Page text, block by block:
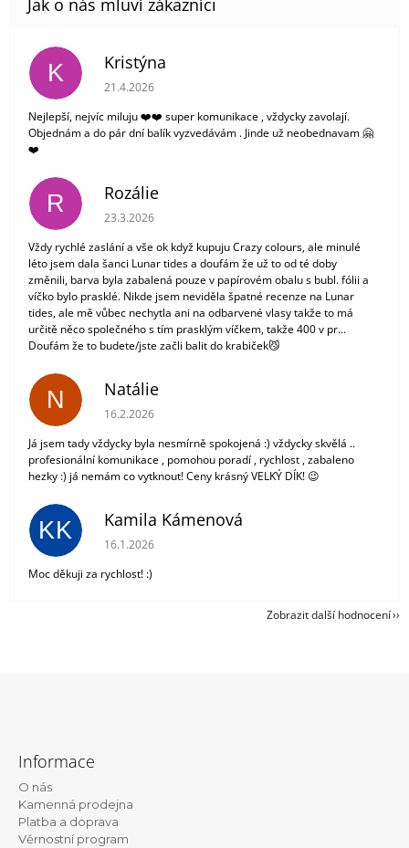
K Kristýna
Hodnocení obchodu je 5 z 5 hvězdiček.
21.4.2026
Nejlepší, nejvíc miluju ❤️❤️ super komunikace , vždycky zavolají.
Objednám a do pár dní balík vyzvedávám . Jinde už neobednavam 🤗
❤️
R Rozálie
Hodnocení obchodu je 3 z 5 hvězdiček.
23.3.2026
Vždy rychlé zaslání a vše ok když kupuju Crazy colours, ale minulé
léto jsem dala šanci Lunar tides a doufám že už to od té doby
změnili, barva byla zabalená pouze v papírovém obalu s bubl. fólii a
víčko bylo prasklé. Nikde jsem neviděla špatné recenze na Lunar
tides, ale mě vůbec nechytla ani na odbarvené vlasy takže to má
určitě něco společného s tím prasklým víčkem, takže 400 v pr...
Doufám že to budete/jste začli balit do krabiček😼
N Natálie
Hodnocení obchodu je 5 z 5 hvězdiček.
16.2.2026
Já jsem tady vždycky byla nesmírně spokojená :) vždycky skvělá ..
profesionální komunikace , pomohou poradí , rychlost , zabaleno
hezky :) já nemám co vytknout! Ceny krásný VELKÝ DÍK! 😉
KK Kamila Kámenová
Hodnocení obchodu je 5 z 5 hvězdiček.
16.1.2026
Moc děkuji za rychlost! :)
Zobrazit další hodnocení
Informace
O nás
Kamenná prodejna
Platba a doprava
Věrnostní program